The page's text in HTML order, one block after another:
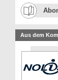
Aus dem